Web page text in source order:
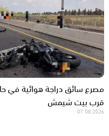
مصرع سائق دراجة هوائية في
قرب بيت شيمش
07.08.2026